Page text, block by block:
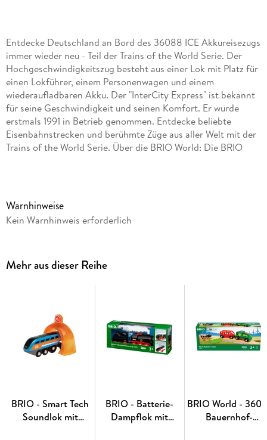
Entdecke Deutschland an Bord des 36088 ICE Akkureisezugs
immer wieder neu - Teil der Trains of the World Serie. Der
Hochgeschwindigkeitszug besteht aus einer Lok mit Platz für
einen Lokführer, einem Personenwagen und einem
wiederaufladbaren Akku. Der "InterCity Express" ist bekannt
für seine Geschwindigkeit und seinen Komfort. Er wurde
erstmals 1991 in Betrieb genommen. Entdecke beliebte
Eisenbahnstrecken und berühmte Züge aus aller Welt mit der
Trains of the World Serie. Über die BRIO World: Die BRIO
fantasievolle Spielmöglichkeiten warten nur darauf, von dir
entdeckt zu werden - wähle einfach ein Element aus und
fange an, deine Welt zu bauen. Der 36088 Trains of the
Spielzeug)
Warnhinweise
Kein Warnhinweis erforderlich
Mehr aus dieser Reihe
BRIO - Smart Tech
Soundlok mit
BRIO - Batterie-
Dampflok mit
BRIO World -
Bauernhof-